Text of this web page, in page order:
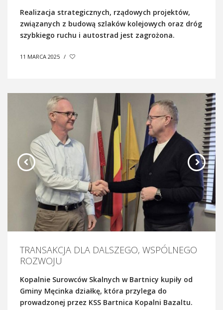
Realizacja strategicznych, rządowych projektów,
związanych z budową szlaków kolejowych oraz dróg
szybkiego ruchu i autostrad jest zagrożona.
11 MARCA 2025 /
TRANSAKCJA DLA DALSZEGO, WSPÓLNEGO
ROZWOJU
Kopalnie Surowców Skalnych w Bartnicy kupiły od
Gminy Męcinka działkę, która przylega do
prowadzonej przez KSS Bartnica Kopalni Bazaltu.